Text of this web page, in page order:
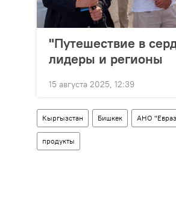
"Путешествие в
лидеры и регионы
15 августа 2025, 12:39
Кыргызстан Бишкек АНО
продукты